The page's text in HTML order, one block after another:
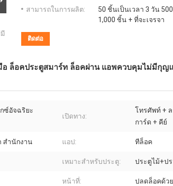
สามารถในการผลิต:
50 ชิ้นเป็นเวลา 3 วัน
1,000 ชิ้น + ที่จะเจรจา
ติดต่อ
ล็อคประตูสมาร์ท ล็อคผ่าน แอพควบคุมไม่มีกุญ
ซ์อัจฉริยะ
เปิดทาง:
โทรศัพท์ +
การ์ด + คีย์
สํานักงาน แอป: ทีล็อค
เหมาะสำหรับประตู: ประตูไม้+ป
หน้าที่: ปลดล็อคด้ว